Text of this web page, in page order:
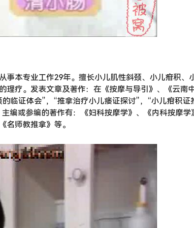
事本专业工作29年。擅长小儿肌性斜颈、小儿疳积、
理疗。发表文章及著作：在《按摩与导引》、《云南
临证体会”，“推拿治疗小儿痿证探讨”，“小儿疳积证
编或参编的著作有：《妇科按摩学》、《内科按摩学
名师教推拿》等。